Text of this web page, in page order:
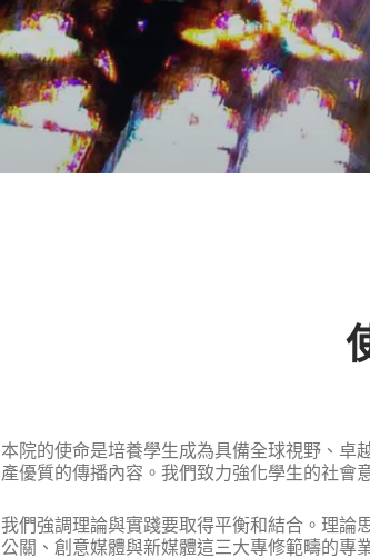
本院的使命是培養學生成為具備全球視野、卓
產優質的傳播內容。我們致力強化學生的社會
我們強調理論與實踐要取得平衡和結合。理論
公關、創意媒體與新媒體這三大專修範疇的專